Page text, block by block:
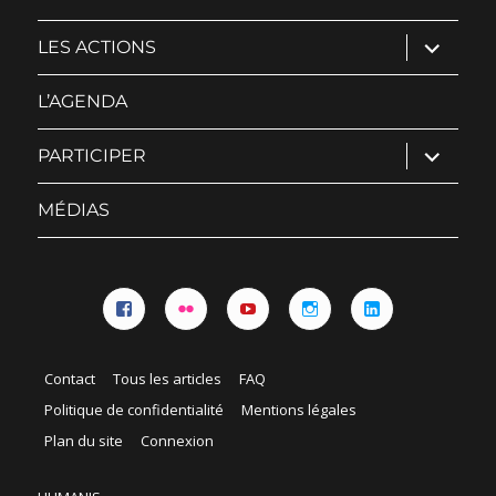
LES ACTIONS ouvrir
le
sous-
L’AGENDA
PARTICIPER ouvrir
le
sous-
MÉDIAS
Contact Tous les articles
FAQ
Politique de confidentialité
Mentions légales
Plan du site
Connexion